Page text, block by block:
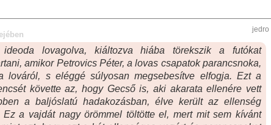
jedro
ideoda lovagolva, kiáltozva hiába törekszik a futókat
amikor Petrovics Péter, a lovas csapatok parancsnoka,
lováról, s eléggé súlyosan megsebesítve elfogja. Ezt a
követte az, hogy Gecső is, aki akarata ellenére vett
a baljóslatú hadakozásban, élve került az ellenség
Ez a vajdát nagy örömmel töltötte el, mert mit sem kívánt